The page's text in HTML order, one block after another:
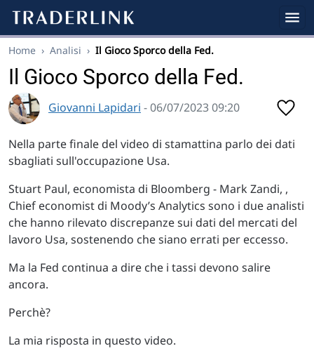
Home › Analisi › Il Gioco Sporco della Fed.
Il Gioco Sporco della Fed.
Giovanni Lapidari - 06/07/2023 09:20
Nella parte finale del video di stamattina parlo dei dati
sbagliati sull'occupazione Usa.
Stuart Paul, economista di Bloomberg - Mark Zandi, ,
Chief economist di Moody’s Analytics sono i due analisti
che hanno rilevato discrepanze sui dati del mercati del
lavoro Usa, sostenendo che siano errati per eccesso.
Ma la Fed continua a dire che i tassi devono salire
ancora.
Perchè?
La mia risposta in questo video.